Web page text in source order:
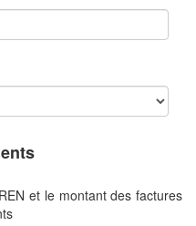
et le montant des factures